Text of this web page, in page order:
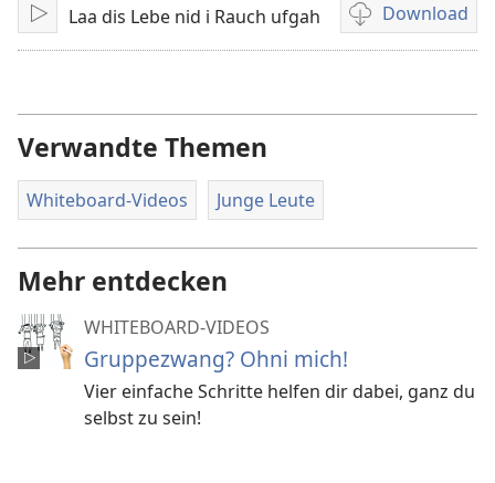
AbspileLaa dis Lebe nid i Rauch ufgah Download
für
Verwandte Themen
Whiteboard-Videos Junge Leute
Mehr entdecken
WHITEBOARD-VIDEOS
Gruppezwang? Ohni mich!
Vier einfache Schritte helfen dir dabei, ganz du
selbst zu sein!